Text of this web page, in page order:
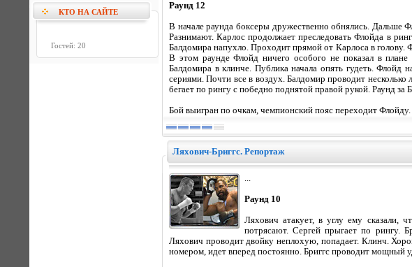
КТО НА САЙТЕ
Гостей: 20
Раунд 12
В начале раунда боксеры дружественно обнялись. Дальше
Разнимают. Карлос продолжает преследовать Флойда в
Балдомира напухло. Проходит прямой от Карлоса в голову.
В этом раунде Флойд ничего особого не показал в
Балдомира в клинче. Публика начала опять гудеть. Флойд
сериями. Почти все в воздух. Балдомир проводит
бегает по рингу с победно поднятой правой рукой. Раунд за
Бой выигран по очкам, чемпионский пояс переходит
Ляхович-Бриггс. Репортаж
...
Раунд 10
Ляхович атакует, в углу ему сказали,
потрясают. Сергей прыгает по рингу.
Ляхович проводит двойку неплохую, попадает. Клинч.
номером, идет вперед постоянно. Бриггс проводит мощный